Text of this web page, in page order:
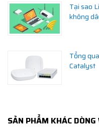
Tại sao
không
Tổng
Catalyst
SẢN PHẨM KHÁC DÒNG